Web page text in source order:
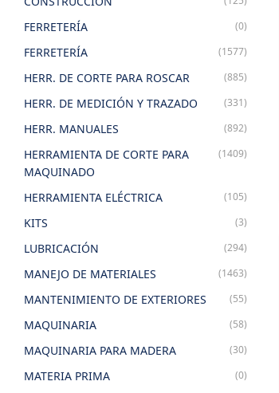
FERRETERÍA (0)
FERRETERÍA (1577)
HERR. DE CORTE PARA ROSCAR (885)
HERR. DE MEDICIÓN Y TRAZADO (331)
HERR. MANUALES (892)
HERRAMIENTA DE CORTE PARA
MAQUINADO
(1409)
HERRAMIENTA ELÉCTRICA (105)
KITS (3)
LUBRICACIÓN (294)
MANEJO DE MATERIALES (1463)
MANTENIMIENTO DE EXTERIORES (55)
MAQUINARIA (58)
MAQUINARIA PARA MADERA (30)
MATERIA PRIMA (0)